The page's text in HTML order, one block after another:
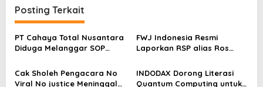
g
a
s
p
Posting Terkait
PT Cahaya Total Nusantara
Diduga Melanggar SOP
Kerja Hingga meninggal
Dunia, Kluarga Korban
FWJ Indonesia Resmi
Laporkan RSP alias Ros
Cak Sholeh Pengacara No
Viral No justice Meninggal
INDODAX Dorong Literasi
Quantum Computing untuk